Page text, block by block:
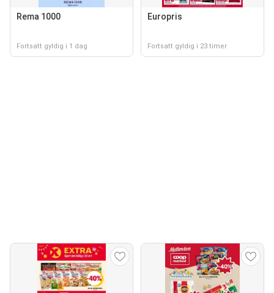
Rema 1000
Fortsatt gyldig i 1 dag
Europris
Fortsatt gyldig i 23 timer